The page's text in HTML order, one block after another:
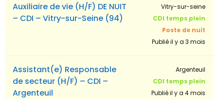
Auxiliaire de vie (H/F) DE NUIT
– CDI – Vitry-sur-Seine (94)
Vitry-sur-seine
CDI temps plein
Poste de nuit
Publié il y a 3 mois
Assistant(e) Responsable
de secteur (H/F) – CDI –
Argenteuil
Argenteuil
CDI temps plein
Publié il y a 4 mois